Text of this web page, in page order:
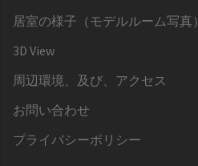
居室の様子（モデルルーム写真）
3D View
周辺環境、及び、アクセス
お問い合わせ
プライバシーポリシー